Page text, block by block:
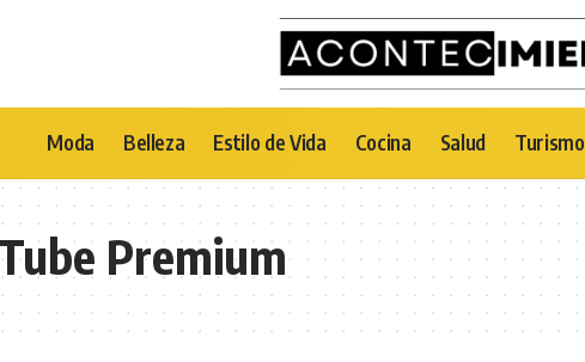
Moda Belleza Estilo de Vida Cocina Salud Turismo
Premium